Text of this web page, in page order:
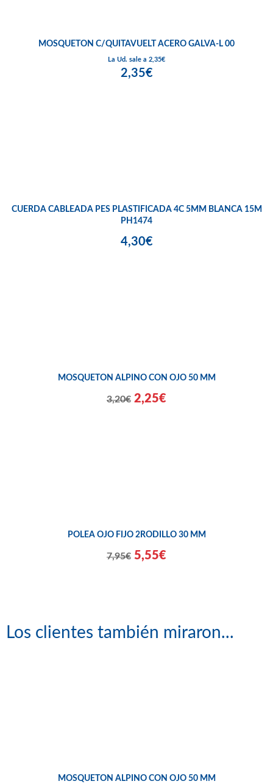
MOSQUETON C/QUITAVUELT ACERO GALVA-L 00
La Ud. sale a 2,35€
2,35€
CUERDA CABLEADA PES PLASTIFICADA 4C 5MM BLANCA 15M
PH1474
4,30€
MOSQUETON ALPINO CON OJO 50 MM
3,20€ 2,25€
POLEA OJO FIJO 2RODILLO 30 MM
7,95€ 5,55€
Los clientes también miraron...
MOSQUETON ALPINO CON OJO 50 MM